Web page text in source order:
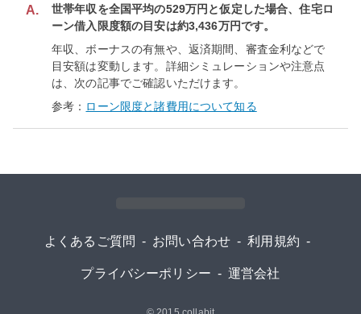
A.
世帯年収を全国平均の529万円と仮定した場合、住宅ロ
ーン借入限度額の目安は約3,436万円です。
年収、ボーナスの有無や、返済期間、審査金利などで
目安額は変動します。詳細シミュレーションや注意点
は、次の記事でご確認いただけます。
参考： ローン限度と諸費用について知る
よくあるご質問 - お問い合わせ - 利用規約 -
プライバシーポリシー - 運営会社